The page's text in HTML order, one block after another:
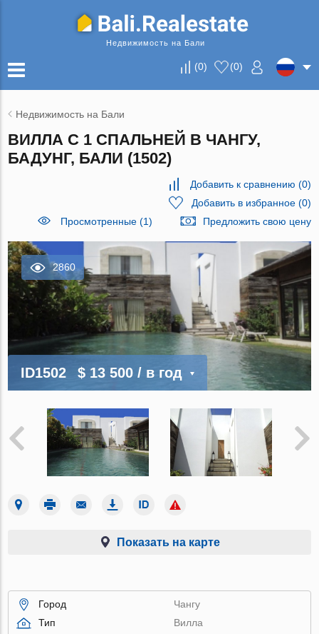
Недвижимость на Бали
(0) (0)
Недвижимость на Бали
ВИЛЛА С 1 СПАЛЬНЕЙ В ЧАНГУ,
БАДУНГ, БАЛИ (1502)
Добавить к сравнению (0)
Добавить в избранное(0)
Просмотренные (1)
Предложить свою цену
2860
ID1502 $ 13 500/ в год
Показать на карте
Город
Чангу
Тип
Вилла